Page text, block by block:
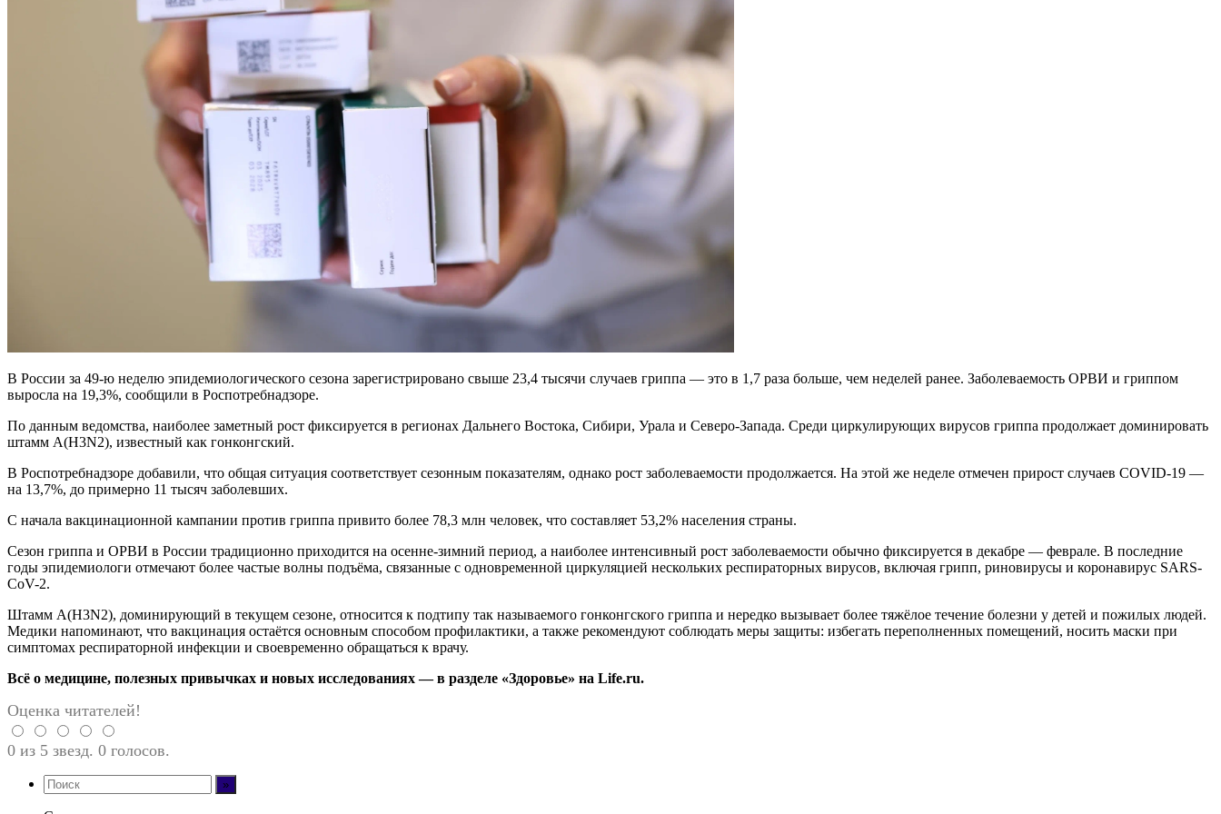
В России за 49-ю неделю эпидемиологического сезона зарегистрировано свыше 23,4 тысячи случаев гриппа — это в 1,7 раза больше, чем неделей ранее. Заболеваемость ОРВИ и гриппом
выросла на 19,3%, сообщили в Роспотребнадзоре.
По данным ведомства, наиболее заметный рост фиксируется в регионах Дальнего Востока, Сибири, Урала и Северо-Запада. Среди циркулирующих вирусов гриппа продолжает доминировать
штамм A(H3N2), известный как гонконгский.
В Роспотребнадзоре добавили, что общая ситуация соответствует сезонным показателям, однако рост заболеваемости продолжается. На этой же неделе отмечен прирост случаев COVID-19 —
на 13,7%, до примерно 11 тысяч заболевших.
С начала вакцинационной кампании против гриппа привито более 78,3 млн человек, что составляет 53,2% населения страны.
Сезон гриппа и ОРВИ в России традиционно приходится на осенне-зимний период, а наиболее интенсивный рост заболеваемости обычно фиксируется в декабре — феврале. В последние
годы эпидемиологи отмечают более частые волны подъёма, связанные с одновременной циркуляцией нескольких респираторных вирусов, включая грипп, риновирусы и коронавирус SARS-
CoV-2.
Штамм A(H3N2), доминирующий в текущем сезоне, относится к подтипу так называемого гонконгского гриппа и нередко вызывает более тяжёлое течение болезни у детей и пожилых людей.
Медики напоминают, что вакцинация остаётся основным способом профилактики, а также рекомендуют соблюдать меры защиты: избегать переполненных помещений, носить маски при
симптомах респираторной инфекции и своевременно обращаться к врачу.
Всё о медицине, полезных привычках и новых исследованиях — в разделе «Здоровье» на Life.ru.
Оценка читателей!
0 из 5 звезд. 0 голосов.